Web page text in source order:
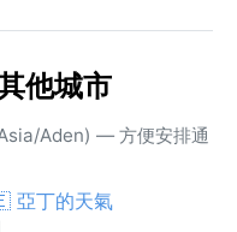
他城市
Aden) — 方便安排通
丁的天氣